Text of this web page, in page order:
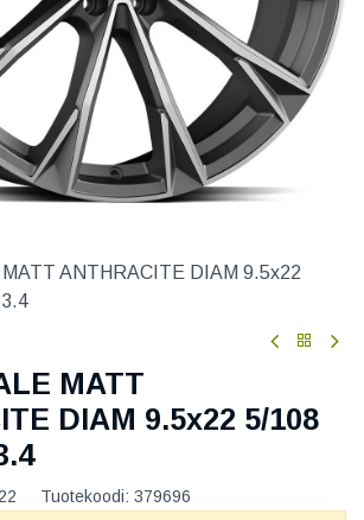
ANTHRACITE DIAM 9.5x22
MATT
DIAM 9.5x22 5/108
Tuotekoodi: 379696